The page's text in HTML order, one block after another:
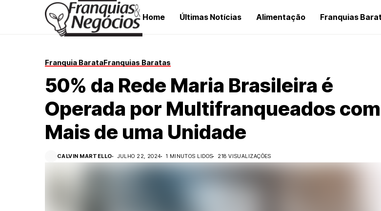
Home Últimas Notícias Alimentação Franquias
Franquia BarataFranquias Baratas
50% da Rede Maria Brasileira é
Operada por Multifranqueados com
Mais de uma Unidade
CALVIN MARTELLO JULHO 22, 2024 1 MINUTOS LIDOS 218 VISUALIZAÇÕES